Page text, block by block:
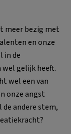
meer bezig met
en onze
in de
wel gelijk heeft.
wel een van
onze angst
andere stem,